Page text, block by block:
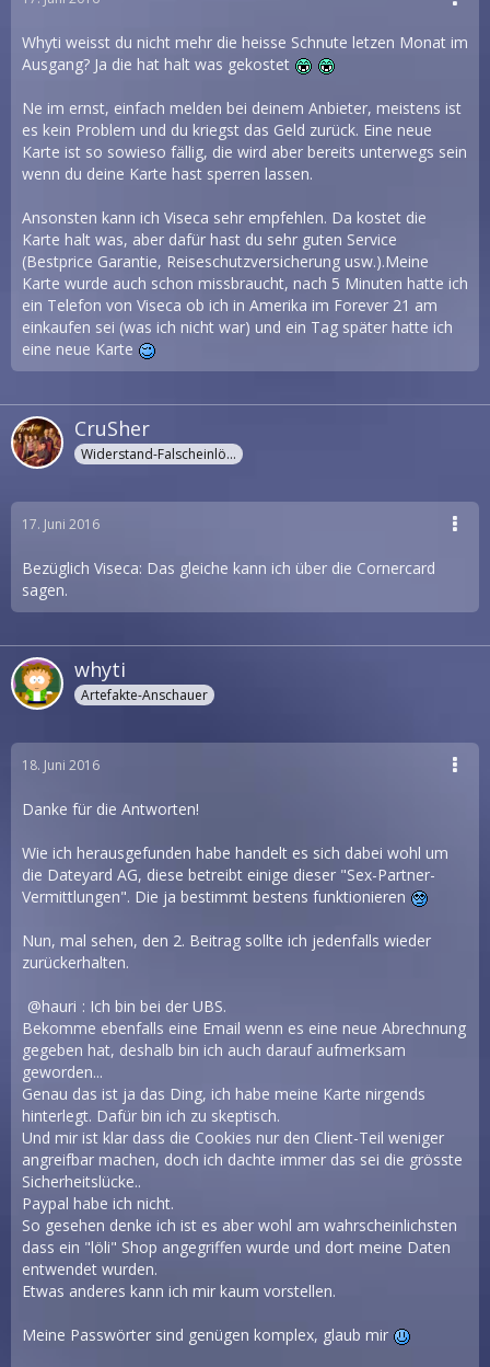
Whyti weisst du nicht mehr die heisse Schnute letzen Monat im
Ausgang? Ja die hat halt was gekostet
Ne im ernst, einfach melden bei deinem Anbieter, meistens ist
es kein Problem und du kriegst das Geld zurück. Eine neue
Karte ist so sowieso fällig, die wird aber bereits unterwegs sein
wenn du deine Karte hast sperren lassen.
Ansonsten kann ich Viseca sehr empfehlen. Da kostet die
Karte halt was, aber dafür hast du sehr guten Service
(Bestprice Garantie, Reiseschutzversicherung usw.).Meine
Karte wurde auch schon missbraucht, nach 5 Minuten hatte ich
ein Telefon von Viseca ob ich in Amerika im Forever 21 am
einkaufen sei (was ich nicht war) und ein Tag später hatte ich
eine neue Karte
CruSher
Widerstand-Falscheinlöter
17. Juni 2016
Bezüglich Viseca: Das gleiche kann ich über die Cornercard
sagen.
whyti
Artefakte-Anschauer
18. Juni 2016
Danke für die Antworten!
Wie ich herausgefunden habe handelt es sich dabei wohl um
die Dateyard AG, diese betreibt einige dieser "Sex-Partner-
Vermittlungen". Die ja bestimmt bestens funktionieren
Nun, mal sehen, den 2. Beitrag sollte ich jedenfalls wieder
zurückerhalten.
hauri : Ich bin bei der UBS.
Bekomme ebenfalls eine Email wenn es eine neue Abrechnung
gegeben hat, deshalb bin ich auch darauf aufmerksam
geworden...
Genau das ist ja das Ding, ich habe meine Karte nirgends
hinterlegt. Dafür bin ich zu skeptisch.
Und mir ist klar dass die Cookies nur den Client-Teil weniger
angreifbar machen, doch ich dachte immer das sei die grösste
Sicherheitslücke..
Paypal habe ich nicht.
So gesehen denke ich ist es aber wohl am wahrscheinlichsten
dass ein "löli" Shop angegriffen wurde und dort meine Daten
entwendet wurden.
Etwas anderes kann ich mir kaum vorstellen.
Meine Passwörter sind genügen komplex, glaub mir